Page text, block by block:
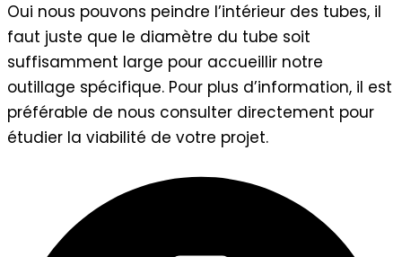
Oui nous pouvons peindre l’intérieur des tubes, il
faut juste que le diamètre du tube soit
suffisamment large pour accueillir notre
outillage spécifique. Pour plus d’information, il est
préférable de nous consulter directement pour
étudier la viabilité de votre projet.